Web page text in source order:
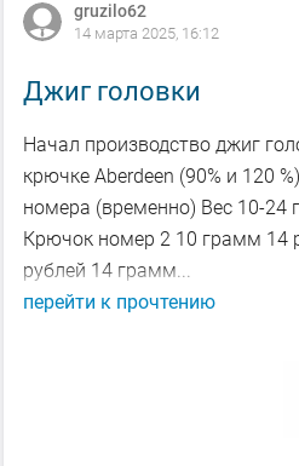
gruzilo62
14 марта 2025, 16:12
Джиг головки
Начал производство джиг
крючке Aberdeen (90% и 120
номера (временно) Вес 10-24
Крючок номер 2 10 грамм 14
рублей 14 грамм...
перейти к прочтению